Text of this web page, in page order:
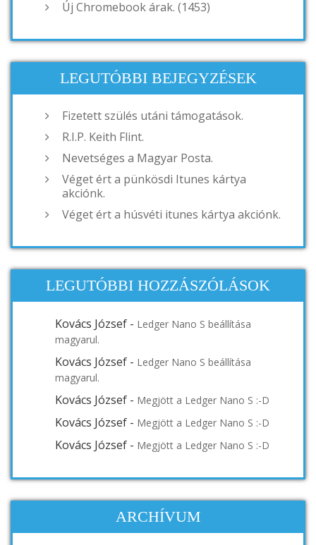
Új Chromebook árak. (1453)
LEGUTÓBBI BEJEGYZÉSEK
Fizetett szülés utáni támogatások.
R.I.P. Keith Flint.
Nevetséges a Magyar Posta.
Véget ért a pünkösdi Itunes kártya
akciónk.
Véget ért a húsvéti itunes kártya akciónk.
LEGUTÓBBI HOZZÁSZÓLÁSOK
Kovács József - Ledger Nano S beállítása
magyarul.
Kovács József - Ledger Nano S beállítása
magyarul.
Kovács József - Megjött a Ledger Nano S :-D
Kovács József - Megjött a Ledger Nano S :-D
Kovács József - Megjött a Ledger Nano S :-D
ARCHÍVUM